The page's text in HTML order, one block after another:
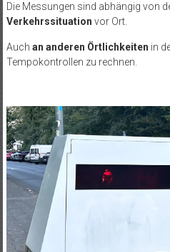
Die Messungen sind abhängig von
Verkehrssituation vor Ort.
Auch an anderen Örtlichkeiten in
Tempokontrollen zu rechnen.